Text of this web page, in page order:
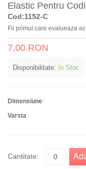
Elastic Pentru
Cod:1152-C
Fii primul care evalueaza
7,00 RON
Disponibilitate: In Stoc
Dimensiune:
Varsta:
Cantitate: